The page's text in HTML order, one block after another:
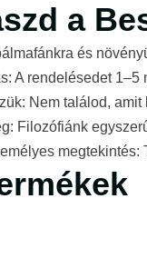
a
és
A rendelésedet
Nem találod,
Filozófiánk